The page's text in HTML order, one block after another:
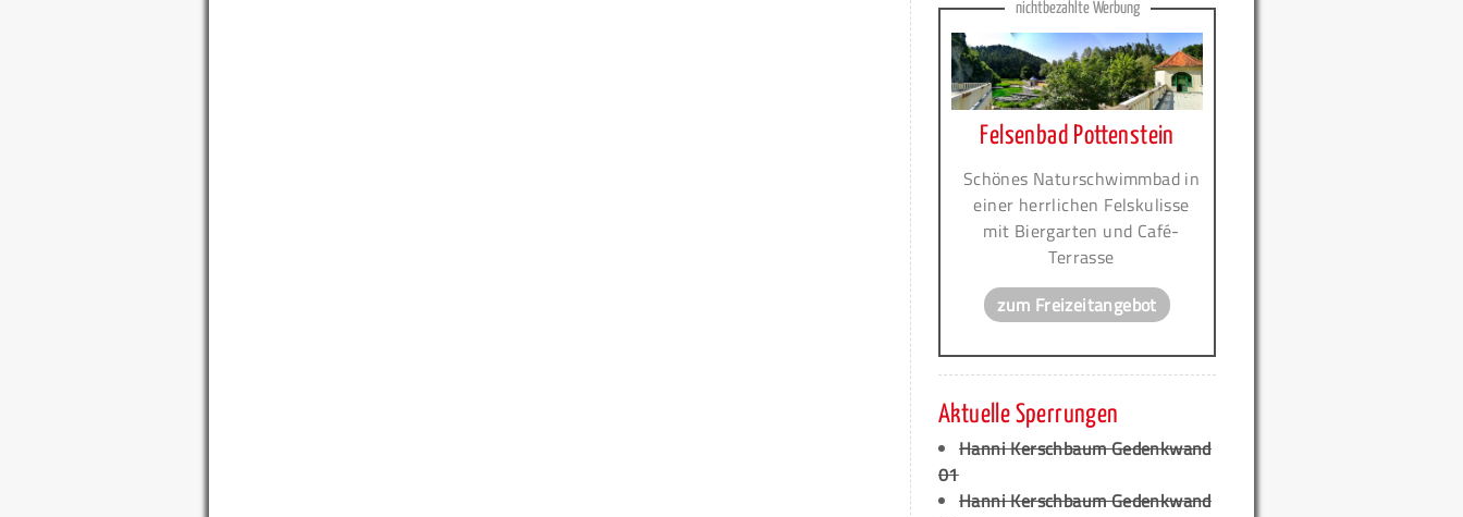
nichtbezahlte Werbung
Felsenbad Pottenstein
Schönes Naturschwimmbad in
einer herrlichen Felskulisse
mit Biergarten und Café-
Terrasse
zum Freizeitangebot
Aktuelle Sperrungen
Hanni Kerschbaum Gedenkwand
01
Hanni Kerschbaum Gedenkwand